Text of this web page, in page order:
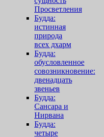
Просветления
Будда:
истинная
природа
всех дхарм
Будда:
обусловленное
совозникновение:
двенадцать
звеньев
Будда:
Сансара и
Нирвана
Будда:
четыре